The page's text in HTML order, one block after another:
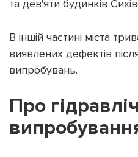
та дев'яти будинків
В іншій частині міста
виявлених дефектів
випробувань.
Про